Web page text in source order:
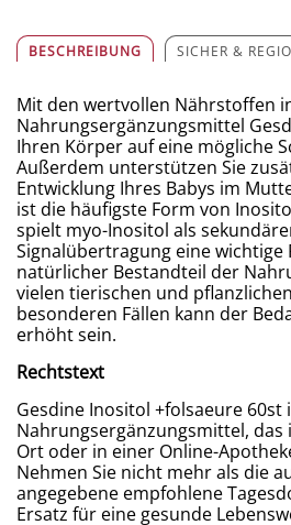
BESCHREIBUNG SICHER &
Mit den wertvollen Nährstoffen
Nahrungsergänzungsmittel
Ihren Körper auf eine mögliche
Außerdem unterstützen Sie
Entwicklung Ihres Babys im
ist die häufigste Form von
spielt myo-Inositol als
Signalübertragung eine wichtige
natürlicher Bestandteil der
vielen tierischen und
besonderen Fällen kann der
erhöht sein.
Rechtstext
Gesdine Inositol +folsaeure 60st
Nahrungsergänzungsmittel,
Ort oder in einer Online-
Nehmen Sie nicht mehr als die
angegebene empfohlene
Ersatz für eine gesunde